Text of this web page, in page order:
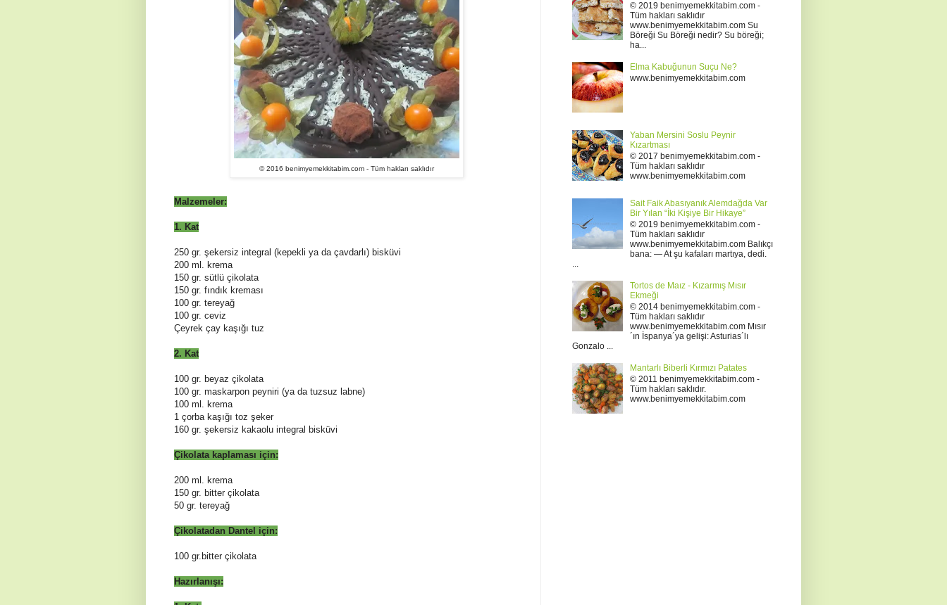
© 2016 benimyemekkitabim.com - Tüm hakları saklıdır
Malzemeler:
1. Kat
250 gr. şekersiz integral (kepekli ya da çavdarlı) bisküvi
200 ml. krema
150 gr. sütlü çikolata
150 gr. fındık kreması
100 gr. tereyağ
100 gr. ceviz
Çeyrek çay kaşığı tuz
2. Kat
100 gr. beyaz çikolata
100 gr. maskarpon peyniri (ya da tuzsuz labne)
100 ml. krema
1 çorba kaşığı toz şeker
160 gr. şekersiz kakaolu integral bisküvi
Çikolata kaplaması için:
200 ml. krema
150 gr. bitter çikolata
50 gr. tereyağ
Çikolatadan Dantel için:
100 gr.bitter çikolata
Hazırlanışı:
© 2019 benimyemekkitabim.com -
Tüm hakları saklıdır
www.benimyemekkitabim.com Su
Böreği Su Böreği nedir? Su böreği;
ha...
Elma Kabuğunun Suçu Ne?
www.benimyemekkitabim.com
Yaban Mersini Soslu Peynir
Kızartması
© 2017 benimyemekkitabim.com -
Tüm hakları saklıdır
www.benimyemekkitabim.com
Sait Faik Abasıyanık Alemdağda Var
Bir Yılan “İki Kişiye Bir Hikaye”
© 2019 benimyemekkitabim.com -
Tüm hakları saklıdır
www.benimyemekkitabim.com Balıkçı
bana: — At şu kafaları martıya, dedi.
...
Tortos de Maız - Kızarmış Mısır
Ekmeği
© 2014 benimyemekkitabim.com -
Tüm hakları saklıdır
www.benimyemekkitabim.com Mısır
´ın İspanya´ya gelişi: Asturias´lı
Gonzalo ...
Mantarlı Biberli Kırmızı Patates
© 2011 benimyemekkitabim.com -
Tüm hakları saklıdır.
www.benimyemekkitabim.com